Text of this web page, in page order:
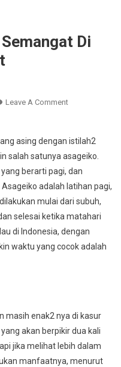
Di
Leave A CommentOn
Teriakan
Semangat
Di
Kala
Matahari
Terbit
asing dengan istilah2
salah satunya asageiko.
berarti pagi, dan
adalah latihan pagi,
mulai dari subuh,
selesai ketika matahari
di Indonesia, dengan
waktu yang cocok adalah
masih enak2 nya di kasur
akan berpikir dua kali
jika melihat lebih dalam
manfaatnya, menurut